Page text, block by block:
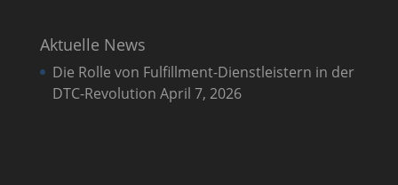
Aktuelle News
Die Rolle von Fulfillment-Dienstleistern in der
DTC-Revolution April 7, 2026